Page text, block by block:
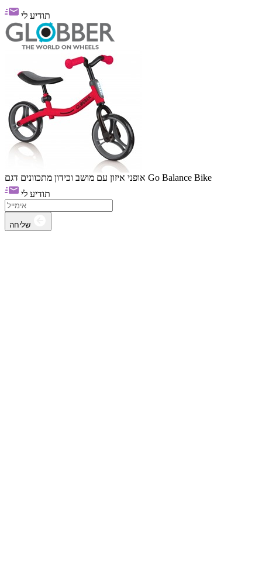
תודיע לי
אופני איזון עם מושב וכידון מתכוונים דגם Go Balance Bike
תודיע לי